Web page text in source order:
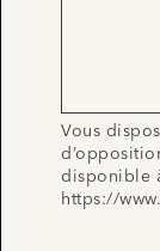
Vous
disponible
https://